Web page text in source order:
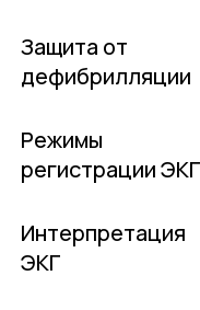
Защита от
дефибрилляции
Режимы
регистрации ЭКГ
Интерпретация
ЭКГ